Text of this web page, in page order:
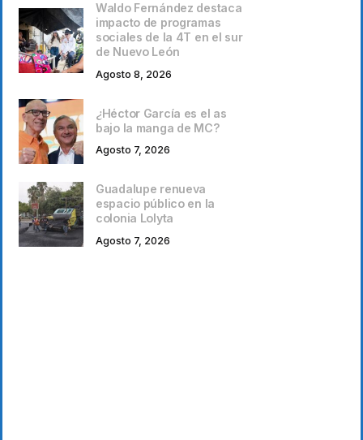
Waldo Fernández destaca
impacto de programas
sociales de la 4T en el sur
de Nuevo León
Agosto 8, 2026
¿Héctor García es el as
bajo la manga de MC?
Agosto 7, 2026
Guadalupe renueva
espacio público en la
colonia Lolyta
Agosto 7, 2026